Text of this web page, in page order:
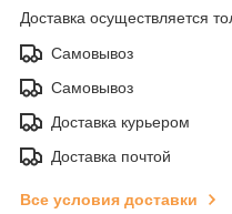
Доставка осуществляется
Самовывоз
Самовывоз
Доставка курьером
Доставка почтой
Все условия доставки